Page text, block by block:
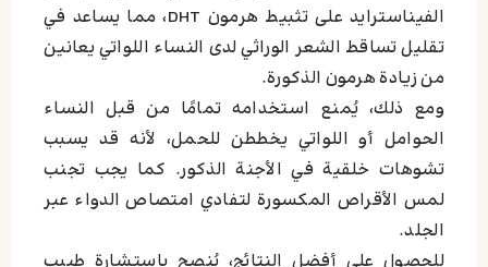
الفيناسترايد على تثبيط هرمون DHT، مما يساعد في
تقليل تساقط الشعر الوراثي لدى النساء اللواتي يعانين
من زيادة هرمون الذكورة.
ومع ذلك، يُمنع استخدامه تمامًا من قبل النساء
الحوامل أو اللواتي يخططن للحمل، لأنه قد يسبب
تشوهات خلقية في الأجنة الذكور. كما يجب تجنب
لمس الأقراص المكسورة لتفادي امتصاص الدواء عبر
الجلد.